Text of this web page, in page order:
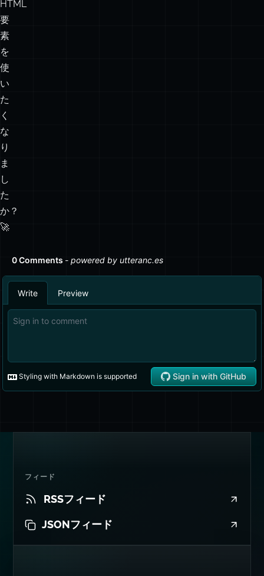
HTML
要
素
を
使
い
た
く
な
り
ま
し
た
か？
🚀
フィード
RSSフィード
JSONフィード